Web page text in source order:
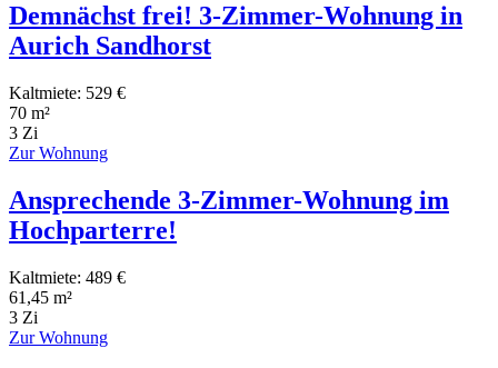
Demnächst frei! 3-Zimmer-Wohnung in
Aurich Sandhorst
Kaltmiete: 529 €
70 m²
3 Zi
Zur Wohnung
Ansprechende 3-Zimmer-Wohnung im
Hochparterre!
Kaltmiete: 489 €
61,45 m²
3 Zi
Zur Wohnung